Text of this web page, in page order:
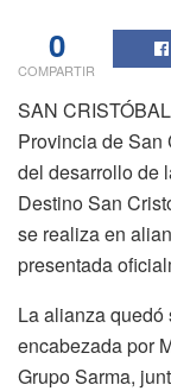
0
COMPARTIR
SAN
Provincia de San
del desarrollo de
Destino San
se realiza en
presentada
La alianza
encabezada por
Grupo Sarma,